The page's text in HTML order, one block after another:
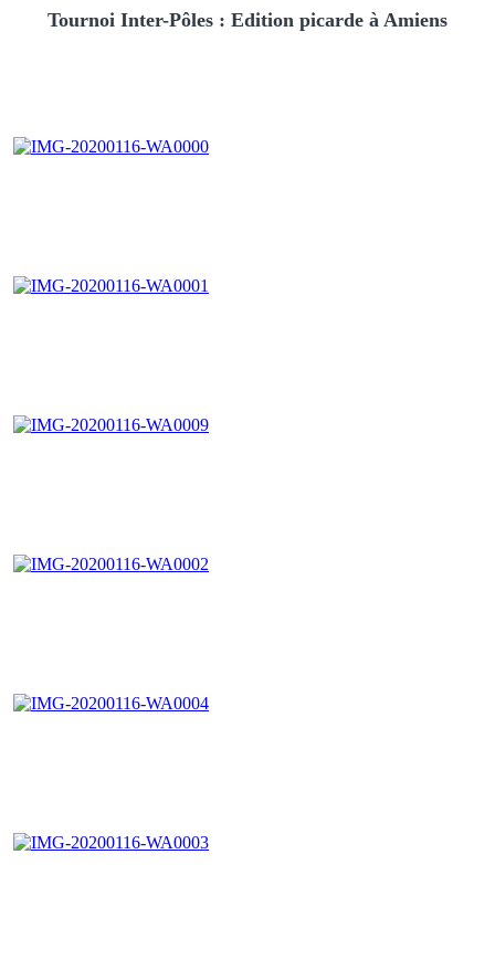
Tournoi Inter-Pôles : Edition picarde à Amiens